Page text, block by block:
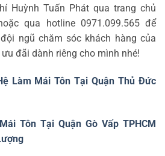
Huỳnh Tuấn Phát qua trang chủ
qua hotline 0971.099.565 để
ngũ chăm sóc khách hàng của
đãi dành riêng cho mình nhé!
Làm Mái Tôn Tại Quận Thủ Đức
Tôn Tại Quận Gò Vấp TPHCM